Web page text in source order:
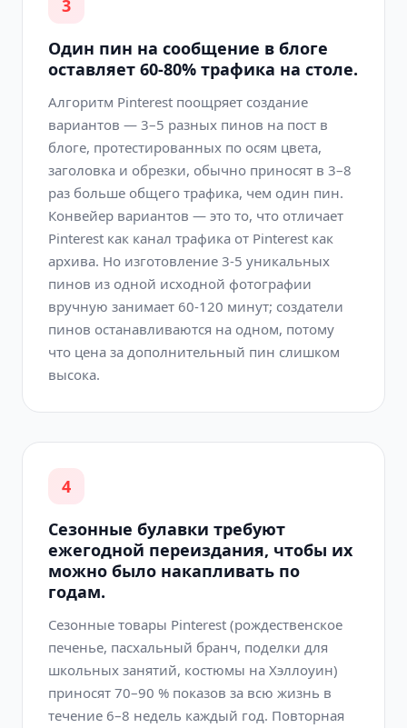
3
Один пин на сообщение в блоге
оставляет 60-80% трафика на столе.
Алгоритм Pinterest поощряет создание
вариантов — 3–5 разных пинов на пост в
блоге, протестированных по осям цвета,
заголовка и обрезки, обычно приносят в 3–8
раз больше общего трафика, чем один пин.
Конвейер вариантов — это то, что отличает
Pinterest как канал трафика от Pinterest как
архива. Но изготовление 3-5 уникальных
пинов из одной исходной фотографии
вручную занимает 60-120 минут; создатели
пинов останавливаются на одном, потому
что цена за дополнительный пин слишком
высока.
4
Сезонные булавки требуют
ежегодной переиздания, чтобы их
можно было накапливать по
годам.
Сезонные товары Pinterest (рождественское
печенье, пасхальный бранч, поделки для
школьных занятий, костюмы на Хэллоуин)
приносят 70–90 % показов за всю жизнь в
течение 6–8 недель каждый год. Повторная